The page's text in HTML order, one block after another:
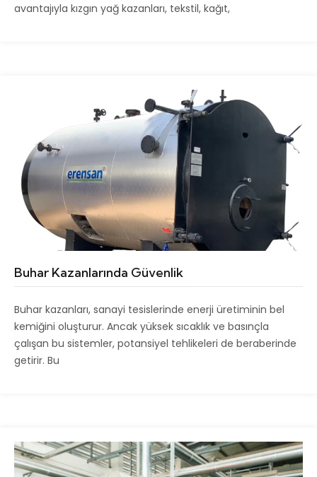
avantajıyla kızgın yağ kazanları, tekstil, kağıt,
Buhar Kazanlarında Güvenlik
Buhar kazanları, sanayi tesislerinde enerji üretiminin bel
kemiğini oluşturur. Ancak yüksek sıcaklık ve basınçla
çalışan bu sistemler, potansiyel tehlikeleri de beraberinde
getirir. Bu